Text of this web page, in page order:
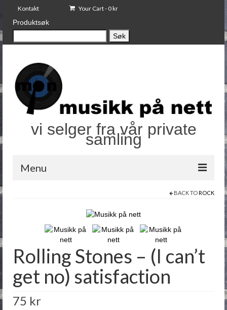
Kontakt Your Cart- 0kr
Produktsøk
etter:
Søk
vi selger fra vår private
samling
Menu
Tilstandsvurdering
Vilkår & betingelser
Om oss
Kontakt
Blogg
BACK TOROCK
Rolling Stones – (I can’t
get no) satisfaction
75 kr